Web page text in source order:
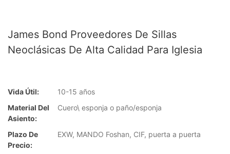
James Bond Proveedores De Sillas
Neoclásicas De Alta Calidad Para Iglesia
Vida Útil:
10-15 años
Material Del
Asiento:
Cuero\ esponja o paño/esponja
Plazo De
Precio:
EXW, MANDO Foshan, CIF, puerta a puerta